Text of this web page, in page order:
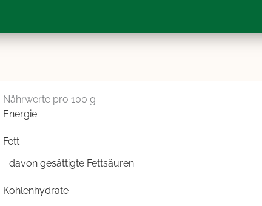
Nährwerte pro 100 g
Energie
Fett
davon gesättigte Fettsäuren
Kohlenhydrate